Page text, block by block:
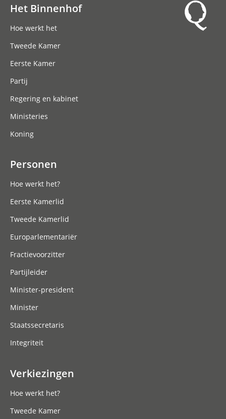
Het Binnenhof
Hoe werkt het
Tweede Kamer
Eerste Kamer
Partij
Regering en kabinet
Ministeries
Koning
Personen
Hoe werkt het?
Eerste Kamerlid
Tweede Kamerlid
Europarlementariër
Fractievoorzitter
Partijleider
Minister-president
Minister
Staatssecretaris
Integriteit
Verkiezingen
Hoe werkt het?
Tweede Kamer